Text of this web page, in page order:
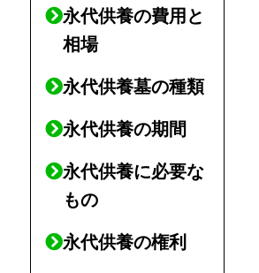
永代供養の費用と
相場
永代供養墓の種類
永代供養の期間
永代供養に必要な
もの
永代供養の権利